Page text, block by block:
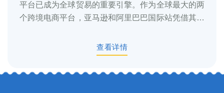
平台已成为全球贸易的重要引擎。作为全球最大的两
个跨境电商平台，亚马逊和阿里巴巴国际站凭借其庞
查看详情